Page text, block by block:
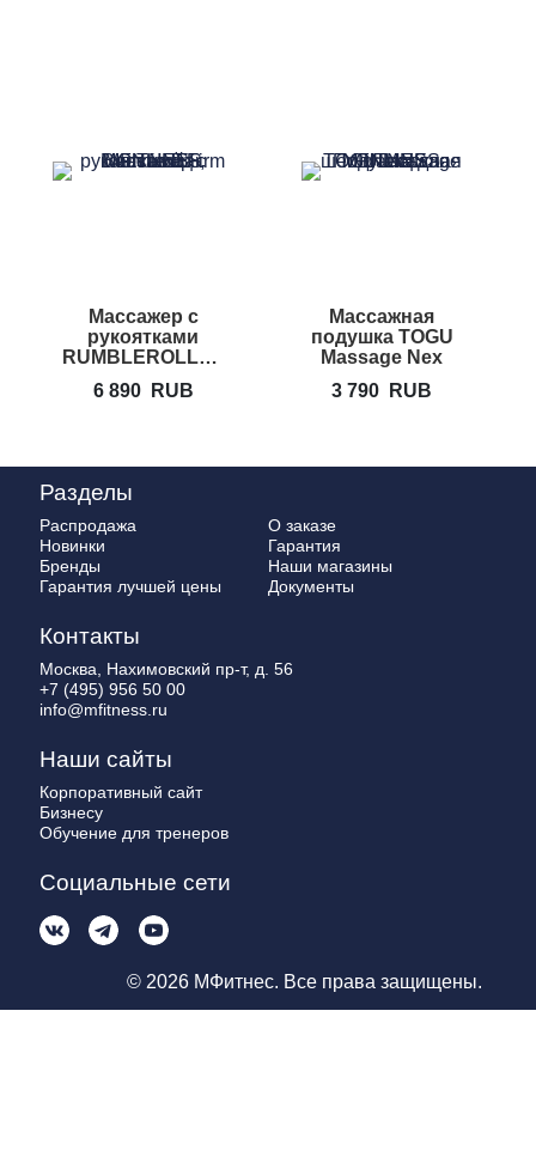
Массажер с
рукоятками
RUMBLEROLLER
6 890 RUB
Массажная
подушка TOGU
Massage Nex
3 790
RUB
Разделы
Распродажа
Новинки
Бренды
Гарантия лучшей цены
О заказе
Гарантия
Наши магазины
Документы
Контакты
Москва, Нахимовский пр-т, д. 56
+7 (495) 956 50 00
info@mfitness.ru
Наши сайты
Корпоративный сайт
Бизнесу
Обучение для тренеров
Социальные сети
© 2026 МФитнес. Все права защищены.